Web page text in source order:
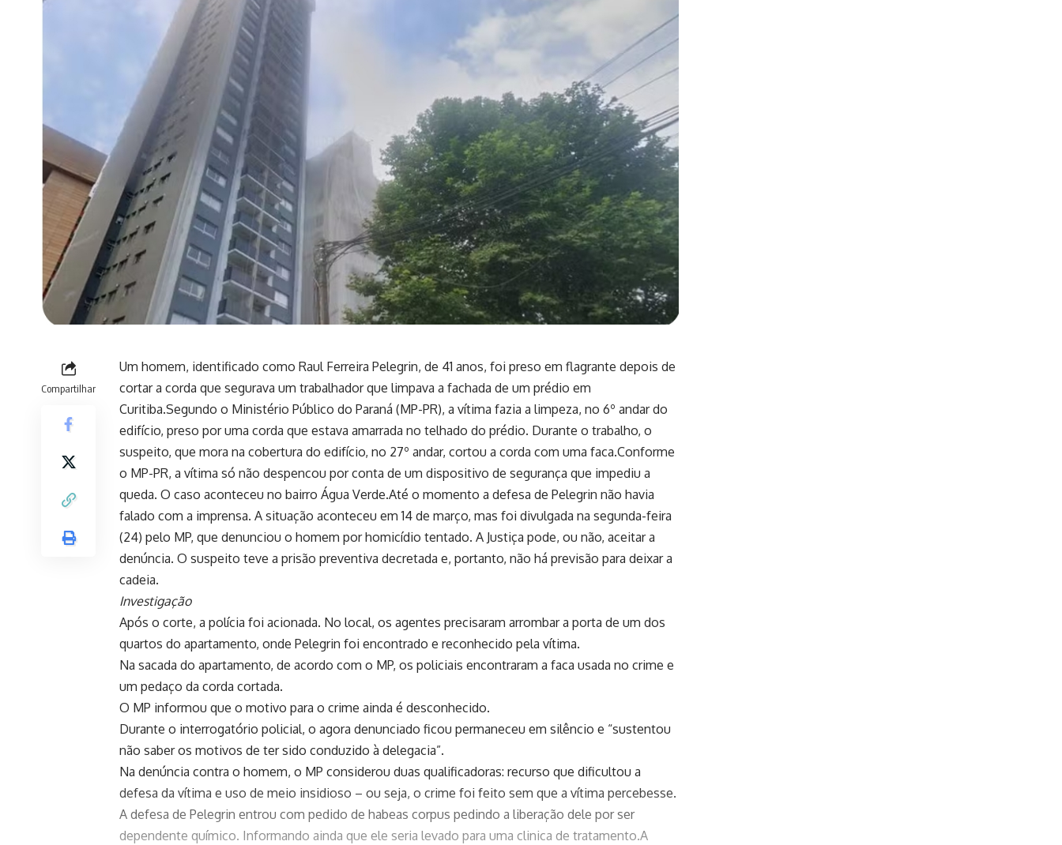
Compartilhar
Um homem, identificado como Raul Ferreira Pelegrin, de 41 anos, foi preso em flagrante depois de
cortar a corda que segurava um trabalhador que limpava a fachada de um prédio em
Curitiba.Segundo o Ministério Público do Paraná (MP-PR), a vítima fazia a limpeza, no 6º andar do
edifício, preso por uma corda que estava amarrada no telhado do prédio. Durante o trabalho, o
suspeito, que mora na cobertura do edifício, no 27º andar, cortou a corda com uma faca.Conforme
o MP-PR, a vítima só não despencou por conta de um dispositivo de segurança que impediu a
queda. O caso aconteceu no bairro Água Verde.Até o momento a defesa de Pelegrin não havia
falado com a imprensa. A situação aconteceu em 14 de março, mas foi divulgada na segunda-feira
(24) pelo MP, que denunciou o homem por homicídio tentado. A Justiça pode, ou não, aceitar a
denúncia. O suspeito teve a prisão preventiva decretada e, portanto, não há previsão para deixar a
cadeia.
Investigação
Após o corte, a polícia foi acionada. No local, os agentes precisaram arrombar a porta de um dos
quartos do apartamento, onde Pelegrin foi encontrado e reconhecido pela vítima.
Na sacada do apartamento, de acordo com o MP, os policiais encontraram a faca usada no crime e
um pedaço da corda cortada.
O MP informou que o motivo para o crime ainda é desconhecido.
Durante o interrogatório policial, o agora denunciado ficou permaneceu em silêncio e “sustentou
não saber os motivos de ter sido conduzido à delegacia”.
Na denúncia contra o homem, o MP considerou duas qualificadoras: recurso que dificultou a
defesa da vítima e uso de meio insidioso – ou seja, o crime foi feito sem que a vítima percebesse.
A defesa de Pelegrin entrou com pedido de habeas corpus pedindo a liberação dele por ser
dependente químico. Informando ainda que ele seria levado para uma clinica de tratamento.A